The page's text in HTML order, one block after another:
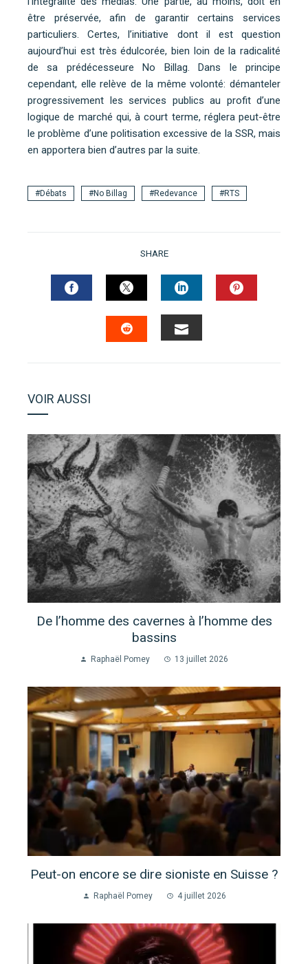
être préservée, afin de garantir certains services
particuliers. Certes, l’initiative dont il est question
aujourd’hui est très édulcorée, bien loin de la radicalité
de sa prédécesseure No Billag. Dans le principe
cependant, elle relève de la même volonté: démanteler
progressivement les services publics au profit d’une
logique de marché qui, à court terme, réglera peut-être
le problème d’une politisation excessive de la SSR, mais
en apportera bien d’autres par la suite.
Débats No Billag Redevance RTS
SHARE
FACEBOOKTWITTERLINKEDIN
VOIR AUSSI
De l’homme des cavernes à l’homme des
bassins
Raphaël Pomey 13 juillet 2026
Peut-on encore se dire sioniste en Suisse ?
Raphaël Pomey 4 juillet 2026